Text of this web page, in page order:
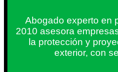
Abogado experto en
2010 asesora
la protección y
exterior, con